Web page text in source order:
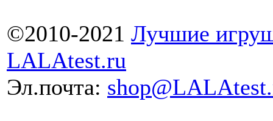
©2010-2021 Лучшие
LALAtest.ru
Эл.почта: